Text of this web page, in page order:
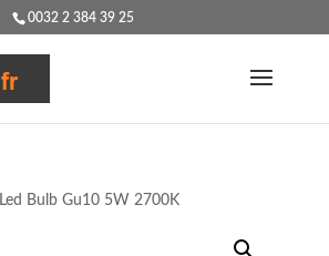
0032 2 384 39 25
Led Bulb Gu10 5W 2700K